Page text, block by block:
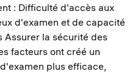
: Difficulté d'accès aux
d'examen et de capacité
Assurer la sécurité des
facteurs ont créé un
plus efficace,